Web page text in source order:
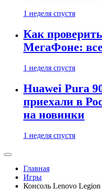
1 неделя спустя
Как
МегаФоне:
1 неделя спустя
Huawei Pura
приехали в
на новинки
1 неделя спустя
Главная
Игры
Консоль Lenovo Legion